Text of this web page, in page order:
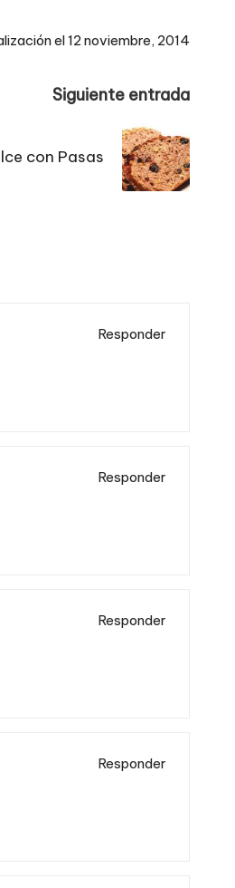
el 12 noviembre, 2014
Siguiente entrada
con Pasas
Responder
Responder
Responder
Responder